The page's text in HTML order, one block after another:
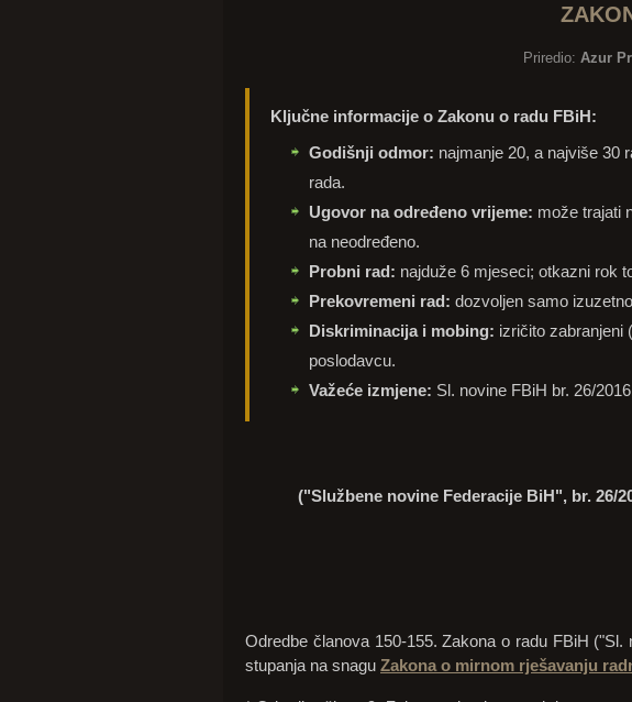
Priredio: Azur
Ključne informacije o Zakonu o radu FBiH:
Godišnji odmor: najmanje 20, a najviše 30
rada.
Ugovor na određeno vrijeme: može trajati
na neodređeno.
Probni rad: najduže 6 mjeseci; otkazni rok
Prekovremeni rad: dozvoljen samo
Diskriminacija i mobing: izričito zabranjeni
poslodavcu.
Važeće izmjene: Sl. novine FBiH br. 26/
("Službene novine Federacije BiH", br. 26/
Odredbe članova 150-155. Zakona o radu FBiH
stupanja na snagu Zakona o mirnom rješavanju